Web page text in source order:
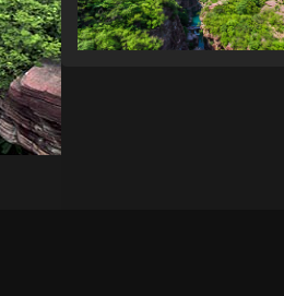
气 才艺 网展 央央好物